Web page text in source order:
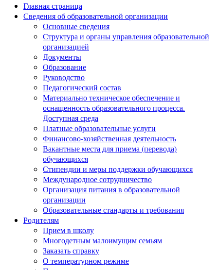
Главная страница
Сведения об образовательной организации
Основные сведения
Структура и органы управления образовательной
организацией
Документы
Образование
Руководство
Педагогический состав
Материально техническое обеспечение и
оснащенность образовательного процесса.
Доступная среда
Платные образовательные услуги
Финансово-хозяйственная деятельность
Вакантные места для приема (перевода)
обучающихся
Стипендии и меры поддержки обучающихся
Международное сотрудничество
Организация питания в образовательной
организации
Образовательные стандарты и требования
Родителям
Прием в школу
Многодетным малоимущим семьям
Заказать справку
О температурном режиме